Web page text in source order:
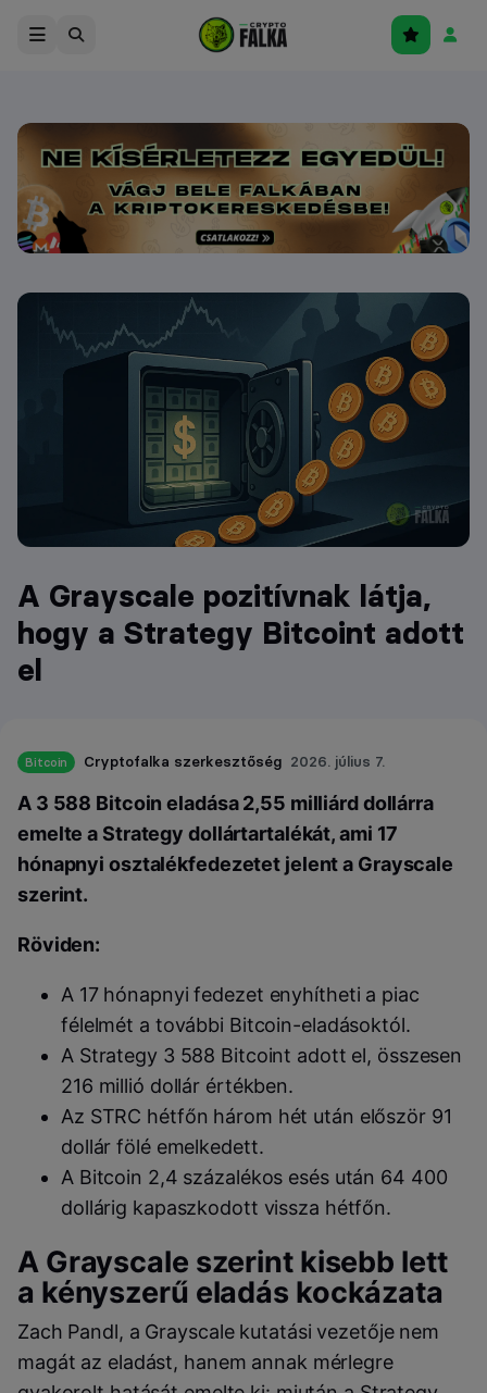
A Grayscale pozitívnak látja,
hogy a Strategy Bitcoint adott
el
Bitcoin Cryptofalka szerkesztőség 2026. július 7.
A 3 588 Bitcoin eladása 2,55 milliárd dollárra
emelte a Strategy dollártartalékát, ami 17
hónapnyi osztalékfedezetet jelent a Grayscale
szerint.
Röviden:
A 17 hónapnyi fedezet enyhítheti a piac
félelmét a további Bitcoin-eladásoktól.
A Strategy 3 588 Bitcoint adott el, összesen
216 millió dollár értékben.
Az STRC hétfőn három hét után először 91
dollár fölé emelkedett.
A Bitcoin 2,4 százalékos esés után 64 400
dollárig kapaszkodott vissza hétfőn.
A Grayscale szerint kisebb lett
a kényszerű eladás kockázata
Zach Pandl, a Grayscale kutatási vezetője nem
magát az eladást, hanem annak mérlegre